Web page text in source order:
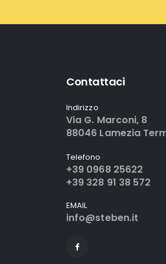
Contattaci
Indirizzo
Via G. Marconi, 8
88046 Lamezia
Telefono
+39 0968 25622
+39 328 91 38 572
EMAIL
info@steben.it